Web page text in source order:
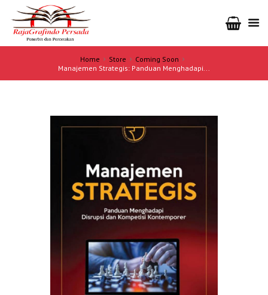
Home Store
Coming Soon
Manajemen Strategis: Panduan Menghadapi...